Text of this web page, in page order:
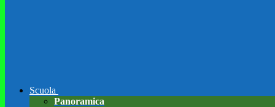
Scuola
Panoramica